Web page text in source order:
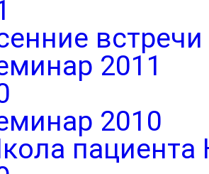
2011
2010
пациента